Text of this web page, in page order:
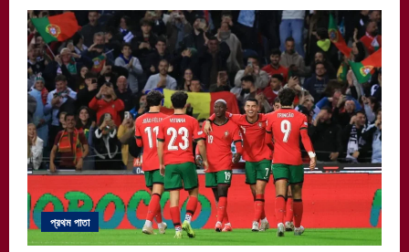
প্রথম পাতা